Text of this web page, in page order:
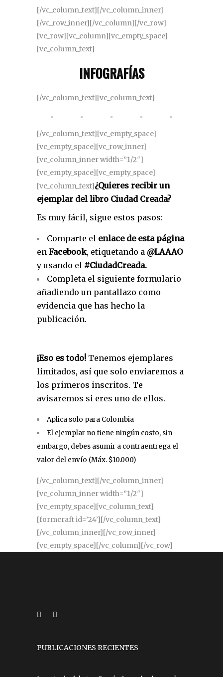
[/vc_column_text][/vc_column_inner]
[/vc_row_inner][/vc_column][/vc_row]
[vc_row][vc_column][vc_empty_space]
[vc_column_text]
INFOGRAFÍAS
[/vc_column_text][vc_column_text]
[/vc_column_text][vc_empty_space]
[vc_empty_space][vc_row_inner]
[vc_column_inner width=”1/2″]
[vc_empty_space][vc_empty_space]
[vc_column_text]¿Quieres recibir un
ejemplar del libro Ciudad Creada?
Es muy fácil, sigue estos pasos:
Comparte el enlace de esta página
en Facebook, etiquetando a @LAAAO
y usando el #CiudadCreada.
Completa el siguiente formulario
añadiendo un pantallazo como
evidencia que has hecho la
publicación.
¡Eso es todo! Tenemos ejemplares
limitados, así que solo enviaremos a
los primeros inscritos. Te
avisaremos si eres uno de ellos.
Aplica solo para Colombia
El ejemplar no tiene ningún costo, sin
embargo, debes asumir a contraentrega el
valor del envío (Máx. $10.000)
[/vc_column_text][/vc_column_inner]
[vc_column_inner width=”1/2″]
[vc_empty_space][vc_column_text]
[formcraft id=’24’][/vc_column_text]
[/vc_column_inner][/vc_row_inner]
[vc_empty_space][/vc_column][/vc_row]
PUBLICACIONES RECIENTES